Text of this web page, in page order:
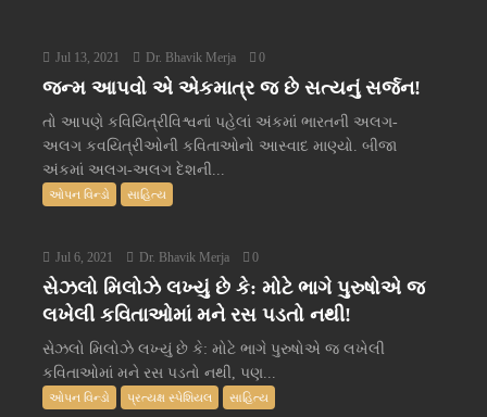
Jul 13, 2021 Dr. Bhavik Merja 0
જન્મ આપવો એ એકમાત્ર જ છે સત્યનું સર્જન!
તો આપણે કવિયિત્રીવિશ્વનાં પહેલાં અંકમાં ભારતની અલગ-
અલગ કવયિત્રીઓની કવિતાઓનો આસ્વાદ માણ્યો. બીજા
અંકમાં અલગ-અલગ દેશની...
ઓપન વિન્ડો સાહિત્ય
Jul 6, 2021 Dr. Bhavik Merja 0
સેઝલો મિલોઝે લખ્યું છે કે: મોટે ભાગે પુરુષોએ જ
લખેલી કવિતાઓમાં મને રસ પડતો નથી!
સેઝલો મિલોઝે લખ્યું છે કે: મોટે ભાગે પુરુષોએ જ લખેલી
કવિતાઓમાં મને રસ પડતો નથી, પણ...
ઓપન વિન્ડો પ્રત્યક્ષ સ્પેશિયલ સાહિત્ય